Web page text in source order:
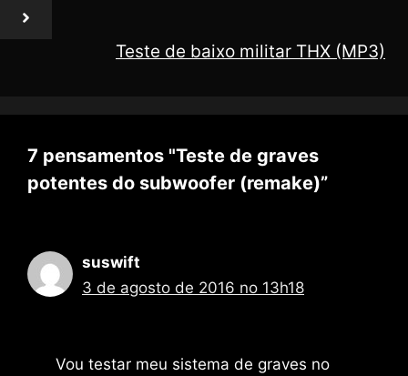
Teste de baixo militar THX (MP3)
7 pensamentos "Teste de graves
potentes do subwoofer (remake)”
suswift
3 de agosto de 2016 no 13h18
Vou testar meu sistema de graves no